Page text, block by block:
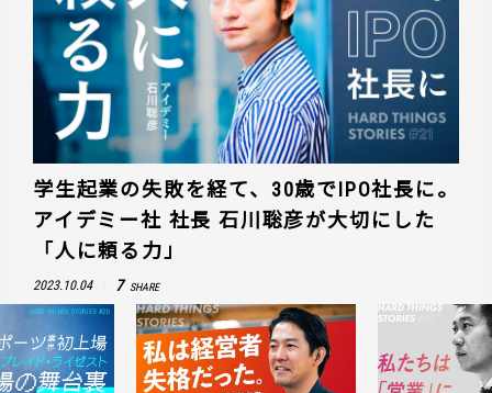
学生起業の失敗を経て、30歳でIPO社長に。
アイデミー社 社長 石川聡彦が大切にした
「人に頼る力」
2023.10.04 7 SHARE